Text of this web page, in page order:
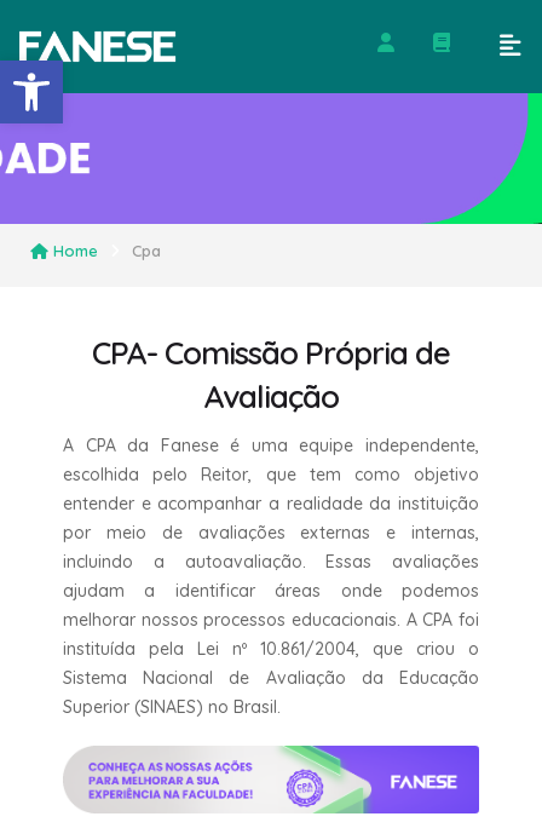
Barra de Ferramentas
Home Cpa
CPA- Comissão Própria de
Avaliação
A CPA da Fanese é uma equipe independente,
escolhida pelo Reitor, que tem como objetivo
entender e acompanhar a realidade da instituição
por meio de avaliações externas e internas,
incluindo a autoavaliação. Essas avaliações
ajudam a identificar áreas onde podemos
melhorar nossos processos educacionais. A CPA foi
instituída pela Lei nº 10.861/2004, que criou o
Sistema Nacional de Avaliação da Educação
Superior (SINAES) no Brasil.